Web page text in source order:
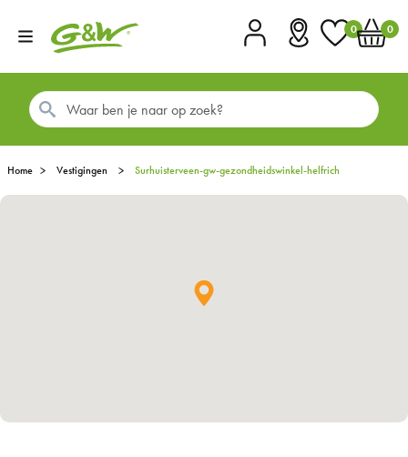
0 0
Home Vestigingen surhuisterveen-gw-gezondheidswinkel-helfrich